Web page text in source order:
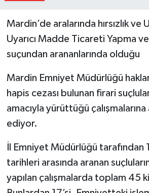
Mardin’de aralarında hırsızlık ve
Uyarıcı Madde Ticareti Yapma
suçundan arananlarında olduğu
Mardin Emniyet Müdürlüğü
hapis cezası bulunan firari
amacıyla yürüttüğü çalışmalarına
ediyor.
İl Emniyet Müdürlüğü
tarihleri arasında aranan
yapılan çalışmalarda toplam 45